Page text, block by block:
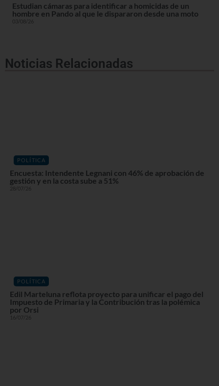
Estudian cámaras para identificar a homicidas de un
hombre en Pando al que le dispararon desde una moto
03/08/26
Noticias Relacionadas
POLÍTICA
Encuesta: Intendente Legnani con 46% de aprobación de
gestión y en la costa sube a 51%
28/07/26
POLÍTICA
Edil Marteluna reflota proyecto para unificar el pago del
Impuesto de Primaria y la Contribución tras la polémica
por Orsi
16/07/26